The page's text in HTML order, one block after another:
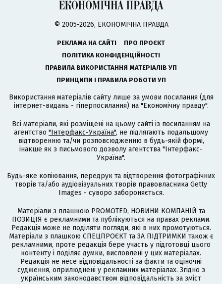
© 2005-2026, ЕКОНОМІЧНА ПРАВДА
РЕКЛАМА НА САЙТІ
ПРО ПРОЄКТ
ПОЛІТИКА КОНФІДЕНЦІЙНОСТІ
ПРАВИЛА ВИКОРИСТАННЯ МАТЕРІАЛІВ УП
ПРИНЦИПИ І ПРАВИЛА РОБОТИ УП
Використання матеріалів сайту лише за умови посилання (для
інтернет-видань - гіперпосилання) на "Економічну правду".
Всі матеріали, які розміщені на цьому сайті із посиланням на
агентство "Інтерфакс-Україна", не підлягають подальшому
відтворенню та/чи розповсюдженню в будь-якій формі,
інакше як з письмового дозволу агентства "Інтерфакс-
Україна".
Будь-яке копіювання, передрук та відтворення фотографічних
творів та/або аудіовізуальних творів правовласника Getty
Images - суворо забороняється.
Матеріали з плашкою PROMOTED, НОВИНИ КОМПАНІЙ та
ПОЗИЦІЯ є рекламними та публікуються на правах реклами.
Редакція може не поділяти погляди, які в них промотуються.
Матеріали з плашкою СПЕЦПРОЄКТ та ЗА ПІДТРИМКИ також є
рекламними, проте редакція бере участь у підготовці цього
контенту і поділяє думки, висловлені у цих матеріалах.
Редакція не несе відповідальності за факти та оціночні
судження, оприлюднені у рекламних матеріалах. Згідно з
українським законодавством відповідальність за зміст